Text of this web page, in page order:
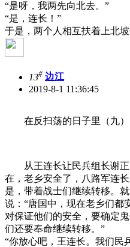
“是呀，我两先向北去。”
“是，连长！”
于是，两个人相互扶着上北
13# 边江
2019-8-1 11:36:45
在反扫荡的日子里（九）
从王连长让民兵组长谢正
在，老乡安全了，八路军连
是，带着战士们继续转移。
说：“唐国中，现在老乡们都
对保证他们的安全，要确定
们还要奉命继续转移。”
“你放心吧，王连长。我们民